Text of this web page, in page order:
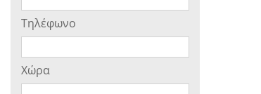
Τηλέφωνο
Χώρα